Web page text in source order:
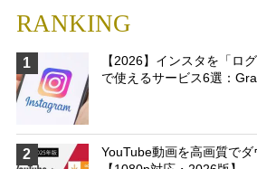
RANKING
1
【2026】インスタを「ロ
で使えるサービス6選：
2
YouTube動画を高画質で